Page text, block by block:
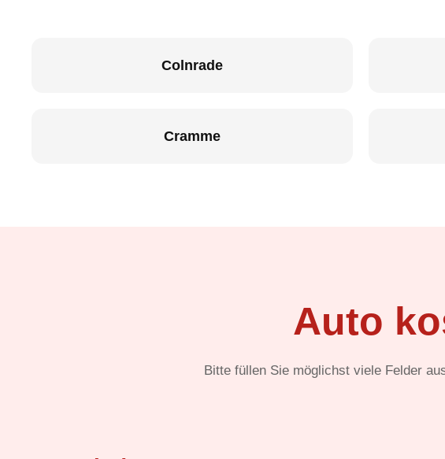
Colnrade
Cramme
Auto
Bitte füllen Sie möglichst viele Felder